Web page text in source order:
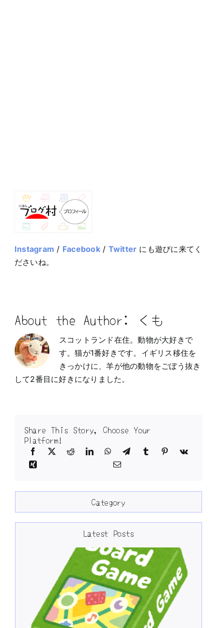
Instagram / Facebook/ Twitter にも遊びに来てく
ださいね。
About the Author: くも
スコットランド在住。動物が大好きで
す。猫が1番好きです。イギリス移住を
きっかけに、羊が他の動物をごぼう抜き
して2番目に好きになりました。
Share This Story, Choose Your
Platform!
Category
Latest Posts